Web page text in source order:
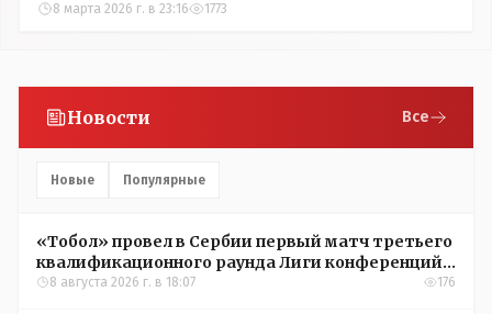
8 марта 2026 г. в 23:16 1773
Новости Все
Новые Популярные
«Тобол» провел в Сербии первый матч третьего
квалификационного раунда Лиги конференций
УЕФА
8 августа 2026 г. в 18:07 176